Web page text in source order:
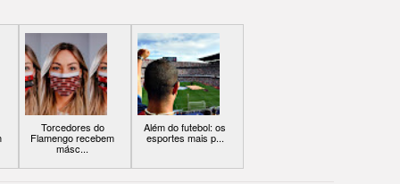
Torcedores do
Flamengo recebem
másc...
Além do futebol: os
esportes mais p...